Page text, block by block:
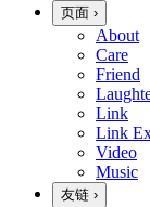
页面 ›
About
Care
Friend
Link
Link
Video
Music
友链 ›